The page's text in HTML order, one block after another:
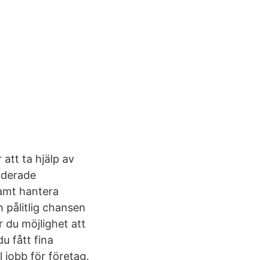
att ta hjälp av
hantera
pålitlig chansen
du möjlighet att
fått fina
jobb för företag.